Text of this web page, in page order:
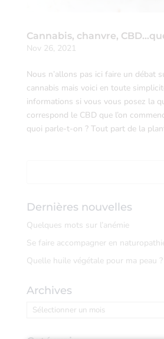
Cannabis, chanvre,
Nov 26, 2021
Nous n’allons pas ici faire un débat
cannabis mais voici en toute
informations si vous vous posez la
correspond le CBD que l’on
quoi parle-t-on ? Tout part de la
Dernières nouvelles
Quelques mots sur l’anémie
Se faire accompagner en
Quelle huile végétale pour ma peau ?
Archives
Archives